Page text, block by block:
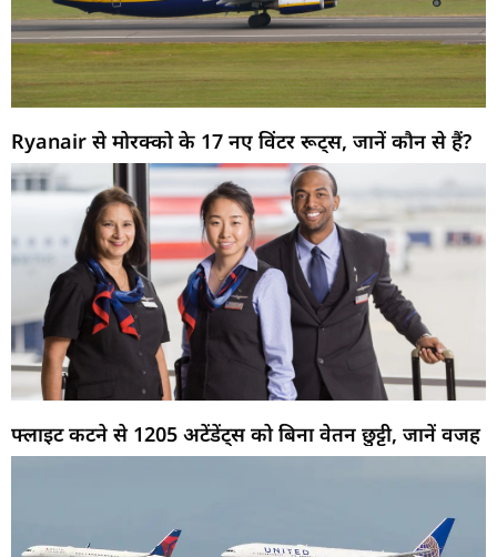
Ryanair से मोरक्को के 17 नए विंटर रूट्स, जानें कौन से हैं?
फ्लाइट कटने से 1205 अटेंडेंट्स को बिना वेतन छुट्टी, जानें वजह